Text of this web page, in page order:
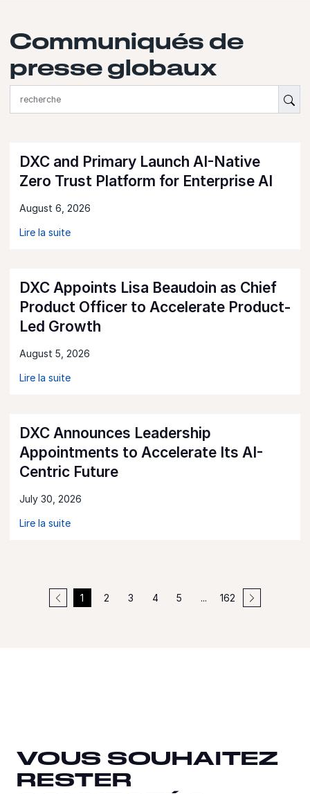
Communiqués de
presse globaux
DXC and Primary Launch AI-Native
Zero Trust Platform for Enterprise AI
August 6, 2026
Lire la suite
DXC Appoints Lisa Beaudoin as Chief
Product Officer to Accelerate Product-
Led Growth
August 5, 2026
Lire la suite
DXC Announces Leadership
Appointments to Accelerate Its AI-
Centric Future
July 30, 2026
Lire la suite
1 2 3 4 5 ... 162
VOUS SOUHAITEZ
RESTER
RESTER
CONNECTÉ ?
RESTER
CONNECTÉ ?